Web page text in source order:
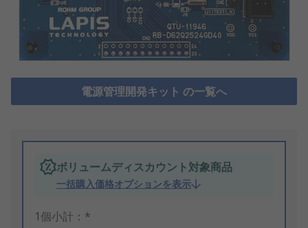
電源管理開発キット の一覧へ
ボリュームディスカウント対象商品
一括購入価格オプションを表示
1個小計：*